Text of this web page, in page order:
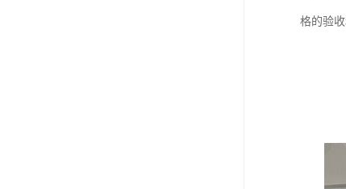
格的验